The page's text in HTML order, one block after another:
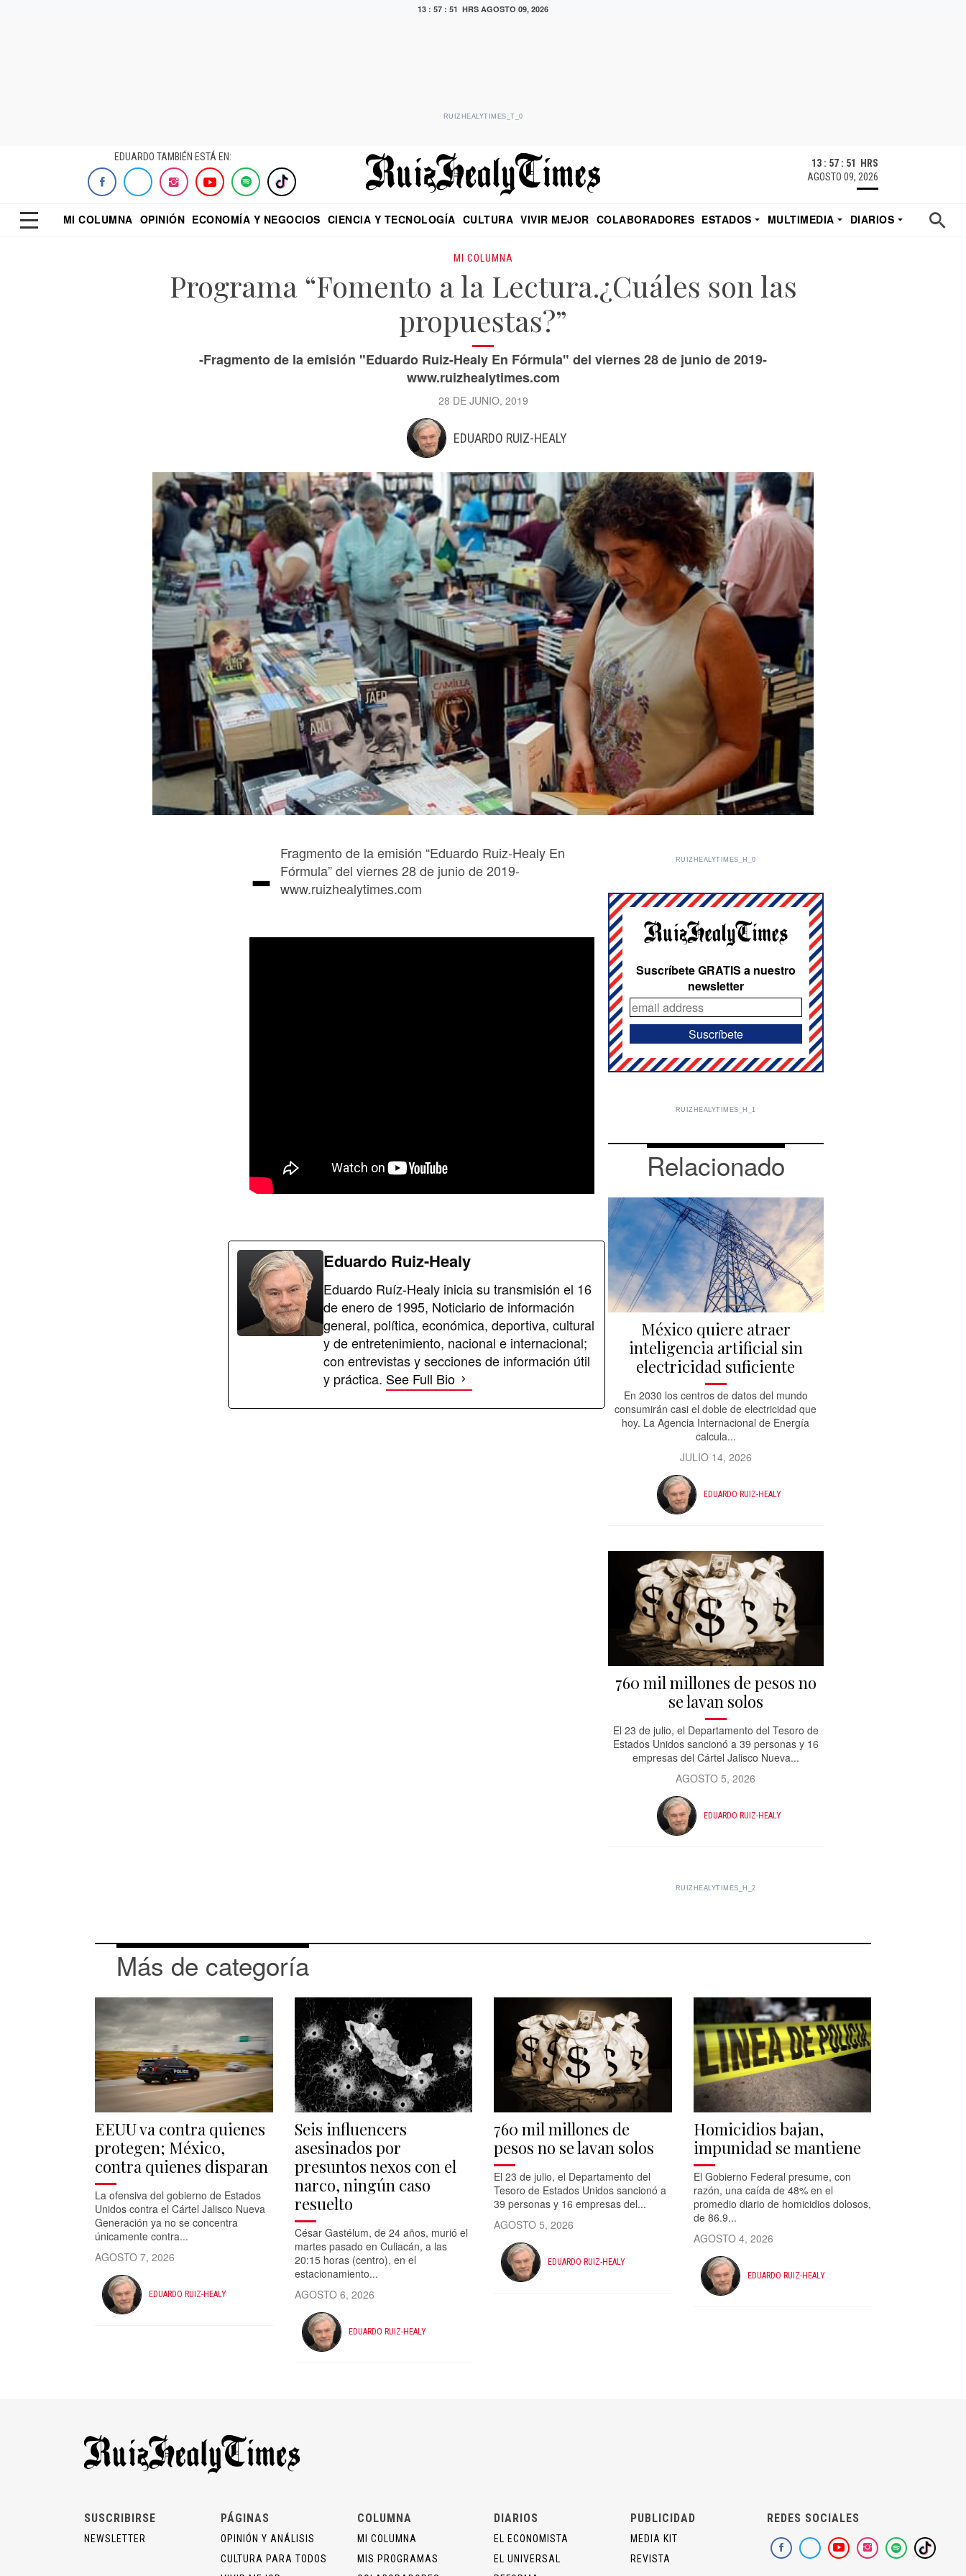
13 : 57 : 52 HRS AGOSTO 09, 2026
RUIZHEALYTIMES_T_0
EDUARDO TAMBIÉN ESTÁ EN:
13 : 57 : 52 HRS
AGOSTO 09, 2026
MI COLUMNA OPINIÓN ECONOMÍA Y NEGOCIOS CIENCIA Y TECNOLOGÍA CULTURA VIVIR MEJOR COLABORADORES ESTADOS MULTIMEDIA
DIARIOS
MI COLUMNA
Programa “Fomento a la Lectura.¿Cuáles son las
propuestas?”
-Fragmento de la emisión "Eduardo Ruiz-Healy En Fórmula" del viernes 28 de junio de 2019-
www.ruizhealytimes.com
28 DE JUNIO, 2019
EDUARDO RUIZ-HEALY
- Fragmento de la emisión “Eduardo Ruiz-Healy En
Fórmula” del viernes 28 de junio de 2019-
www.ruizhealytimes.com
Eduardo Ruiz-Healy
Eduardo Ruíz-Healy inicia su transmisión el 16
de enero de 1995, Noticiario de información
general, política, económica, deportiva, cultural
y de entretenimiento, nacional e internacional;
con entrevistas y secciones de información útil
y práctica. See Full Bio
RUIZHEALYTIMES_H_0
Suscríbete GRATIS a nuestro
newsletter
RUIZHEALYTIMES_H_1
Relacionado
México quiere atraer
inteligencia artificial sin
electricidad suficiente
En 2030 los centros de datos del mundo
consumirán casi el doble de electricidad que
hoy. La Agencia Internacional de Energía
calcula...
JULIO 14, 2026
EDUARDO RUIZ-HEALY
760 mil millones de pesos no
se lavan solos
El 23 de julio, el Departamento del Tesoro de
Estados Unidos sancionó a 39 personas y 16
empresas del Cártel Jalisco Nueva...
AGOSTO 5, 2026
EDUARDO RUIZ-HEALY
RUIZHEALYTIMES_H_2
Más de categoría
EEUU va contra quienes
protegen; México,
contra quienes disparan
La ofensiva del gobierno de Estados
Unidos contra el Cártel Jalisco Nueva
Generación ya no se concentra
únicamente contra...
AGOSTO 7, 2026
EDUARDO RUIZ-HEALY
Seis influencers
asesinados por
presuntos nexos con el
narco, ningún caso
resuelto
César Gastélum, de 24 años, murió el
martes pasado en Culiacán, a las
20:15 horas (centro), en el
estacionamiento...
AGOSTO 6, 2026
EDUARDO RUIZ-HEALY
760 mil millones de
pesos no se lavan solos
El 23 de julio, el Departamento del
Tesoro de Estados Unidos sancionó a
39 personas y 16 empresas del...
AGOSTO 5, 2026
EDUARDO RUIZ-HEALY
Homicidios bajan,
impunidad se mantiene
El Gobierno Federal presume, con
razón, una caída de 48% en el
promedio diario de homicidios dolosos,
de 86.9...
AGOSTO 4, 2026
EDUARDO RUIZ-HEALY
SUSCRIBIRSE
NEWSLETTER
PÁGINAS
OPINIÓN Y ANÁLISIS
CULTURA PARA TODOS
COLUMNA
MI COLUMNA
MIS PROGRAMAS
DIARIOS
EL ECONOMISTA
EL UNIVERSAL
PUBLICIDAD
MEDIA KIT
REVISTA
REDES SOCIALES